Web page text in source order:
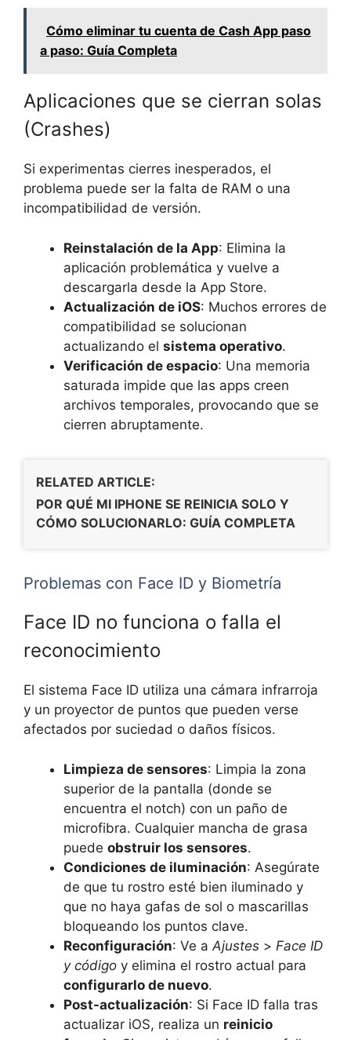
Cómo eliminar tu cuenta de Cash App paso
a paso: Guía Completa
Aplicaciones que se cierran solas
(Crashes)
Si experimentas cierres inesperados, el
problema puede ser la falta de RAM o una
incompatibilidad de versión.
Reinstalación de la App: Elimina la
aplicación problemática y vuelve a
descargarla desde la App Store.
Actualización de iOS: Muchos errores de
compatibilidad se solucionan
actualizando el sistema operativo.
Verificación de espacio: Una memoria
saturada impide que las apps creen
archivos temporales, provocando que se
cierren abruptamente.
RELATED ARTICLE:
POR QUÉ MI IPHONE SE REINICIA SOLO Y
CÓMO SOLUCIONARLO: GUÍA COMPLETA
Problemas con Face ID y Biometría
Face ID no funciona o falla el
reconocimiento
El sistema Face ID utiliza una cámara infrarroja
y un proyector de puntos que pueden verse
afectados por suciedad o daños físicos.
Limpieza de sensores: Limpia la zona
superior de la pantalla (donde se
encuentra el notch) con un paño de
microfibra. Cualquier mancha de grasa
puede obstruir los sensores.
Condiciones de iluminación: Asegúrate
de que tu rostro esté bien iluminado y
que no haya gafas de sol o mascarillas
bloqueando los puntos clave.
Reconfiguración: Ve a Ajustes > Face ID
y código y elimina el rostro actual para
configurarlo de nuevo.
Post-actualización: Si Face ID falla tras
actualizar iOS, realiza un reinicio